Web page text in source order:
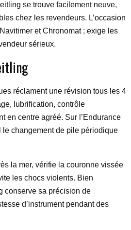
se trouve facilement neuve,
chez les revendeurs. L’occasion
et Chronomat ; exige les
sérieux.
réclament une révision tous les 4
lubrification, contrôle
en centre agréé. Sur l’Endurance
le changement de pile périodique
la mer, vérifie la couronne vissée
les chocs violents. Bien
conserve sa précision de
d’instrument pendant des